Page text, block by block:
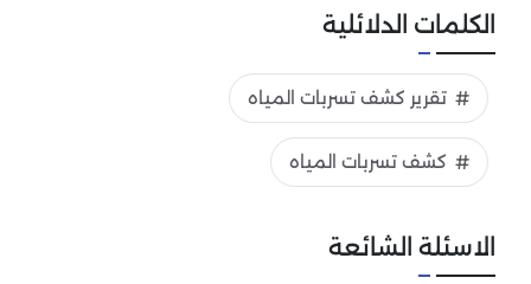
الكلمات الدلائلية
تقرير كشف تسربات المياه
كشف تسربات المياه
الاسئلة الشائعة